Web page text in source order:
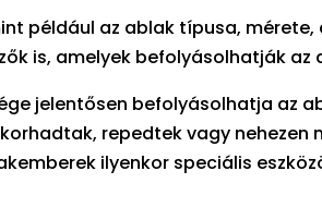
például az ablak típusa, mérete,
is, amelyek befolyásolhatják az
jelentősen befolyásolhatja az
repedtek vagy nehezen
ilyenkor speciális